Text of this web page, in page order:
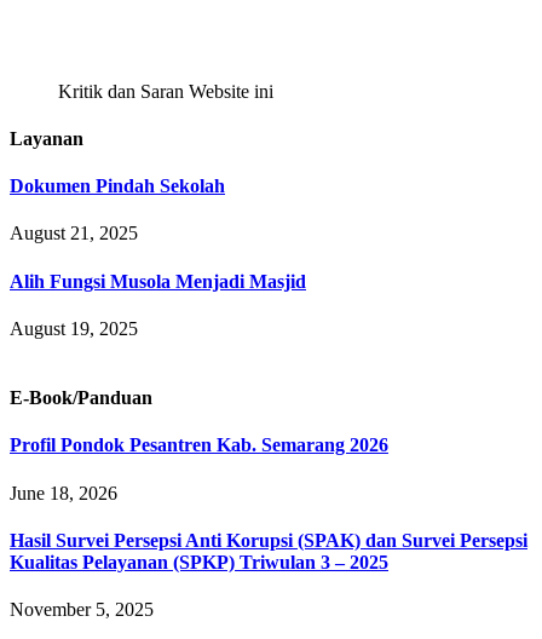
Kritik dan Saran Website ini
Layanan
Dokumen Pindah Sekolah
August 21, 2025
Alih Fungsi Musola Menjadi Masjid
August 19, 2025
E-Book/Panduan
Profil Pondok Pesantren Kab. Semarang 2026
June 18, 2026
Hasil Survei Persepsi Anti Korupsi (SPAK) dan Survei Persepsi
Kualitas Pelayanan (SPKP) Triwulan 3 – 2025
November 5, 2025